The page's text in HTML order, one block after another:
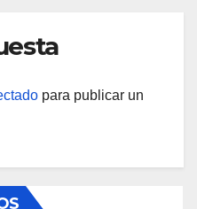
para publicar un